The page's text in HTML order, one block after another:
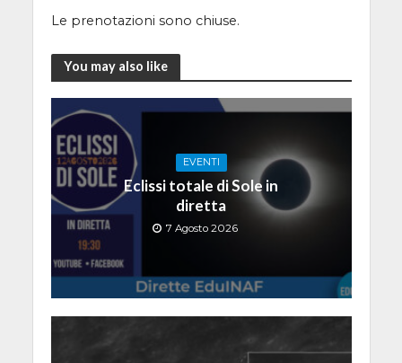
Le prenotazioni sono chiuse.
You may also like
EVENTI
Eclissi totale di Sole in
diretta
7 Agosto 2026